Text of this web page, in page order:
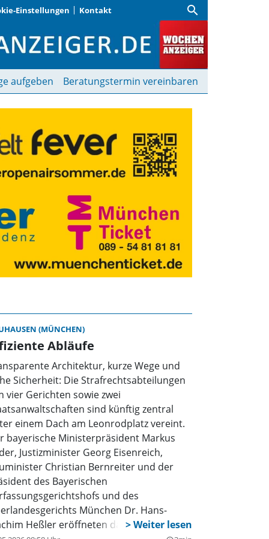
Einstellungen Kontakt search
aufgeben Beratungstermin vereinbaren
(MÜNCHEN)
Abläufe
Architektur, kurze Wege und
Sicherheit: Die Strafrechtsabteilungen
vier Gerichten sowie zwei
sind künftig zentral
einem Dach am Leonrodplatz vereint.
bayerische Ministerpräsident Markus
Justizminister Georg Eisenreich,
Christian Bernreiter und der
des Bayerischen
und des
München Dr. Hans-
Heßler eröffneten das neue